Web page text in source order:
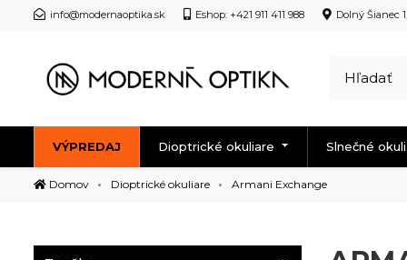
info@modernaoptika.sk Eshop: +421 911 411 988 Dolný Šianec
VÝPREDAJ Dioptrické okuliare Slnečné
Domov Dioptrické okuliare Armani Exchange